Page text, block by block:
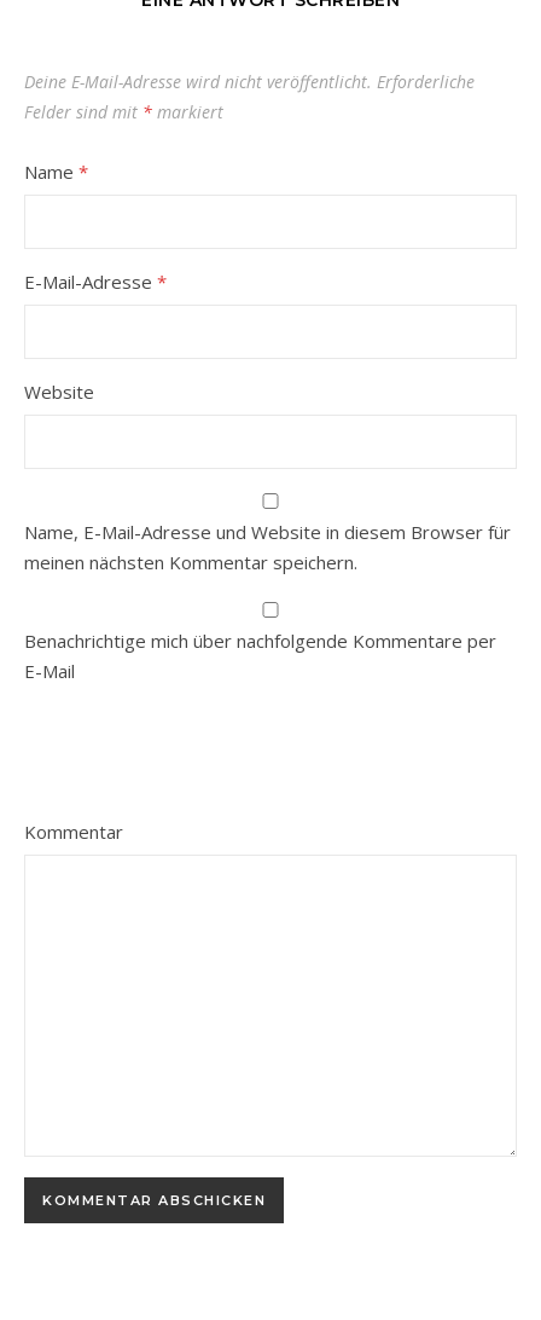
Deine E-Mail-Adresse wird nicht veröffentlicht. Erforderliche
Felder sind mit * markiert
Name *
E-Mail-Adresse *
Website
Name, E-Mail-Adresse und Website in diesem Browser für
meinen nächsten Kommentar speichern.
Benachrichtige mich über nachfolgende Kommentare per
E-Mail
Kommentar